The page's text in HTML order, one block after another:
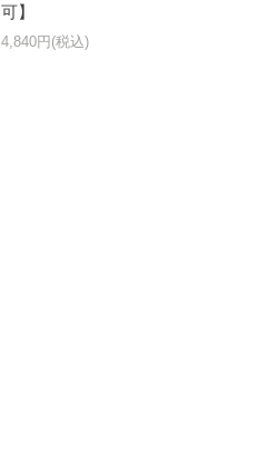
可】
4,840円(税込)